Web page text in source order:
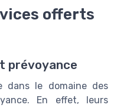
offerts
prévoyance
dans le domaine des
En effet, leurs